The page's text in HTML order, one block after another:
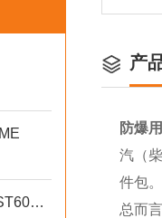
城市抢险用6寸双缸柴油机水泵ST60DS产品介绍
产
防爆
汽（
件包。
总而